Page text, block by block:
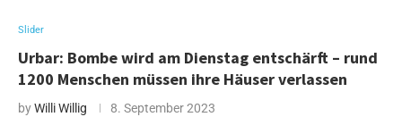
Slider
Urbar: Bombe wird am Dienstag entschärft – rund
1200 Menschen müssen ihre Häuser verlassen
byWilli Willig 8. September 2023